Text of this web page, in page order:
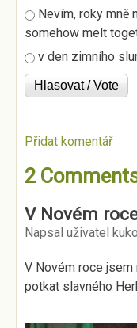
Nevím, roky mně
somehow melt
v den zimního
Přidat komentář
2
V Novém
Napsal uživatel kuko
V Novém roce
potkat slavného